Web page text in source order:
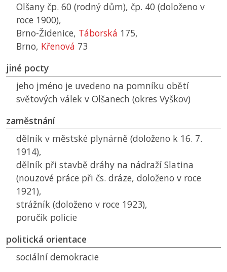
Olšany čp. 60 (rodný dům), čp. 40 (doloženo v
roce 1900),
Brno-Židenice, Táborská 175,
Brno, Křenová 73
jiné pocty
jeho jméno je uvedeno na pomníku obětí
světových válek v Olšanech (okres Vyškov)
zaměstnání
dělník v městské plynárně (doloženo k 16. 7.
1914),
dělník při stavbě dráhy na nádraží Slatina
(nouzové práce při čs. dráze, doloženo v roce
1921),
strážník (doloženo v roce 1923),
poručík policie
politická orientace
sociální demokracie